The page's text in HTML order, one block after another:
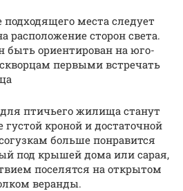
места следует
расположение сторон света.
быть ориентирован на юго-
скворцам первыми встречать
птичьего жилища станут
кроной и достаточной
больше понравится
под крышей дома или сарая,
поселятся на открытом
веранды.